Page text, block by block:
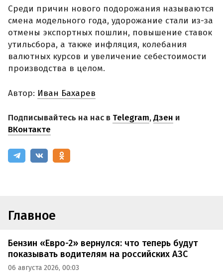
Среди причин нового подорожания называются
смена модельного года, удорожание стали из-за
отмены экспортных пошлин, повышение ставок
утильсбора, а также инфляция, колебания
валютных курсов и увеличение себестоимости
производства в целом.
Автор: Иван Бахарев
Подписывайтесь на нас в Telegram,Дзен и
ВКонтакте
Главное
Бензин «Евро-2» вернулся: что теперь будут
показывать водителям на российских АЗС
06 августа 2026, 00:03